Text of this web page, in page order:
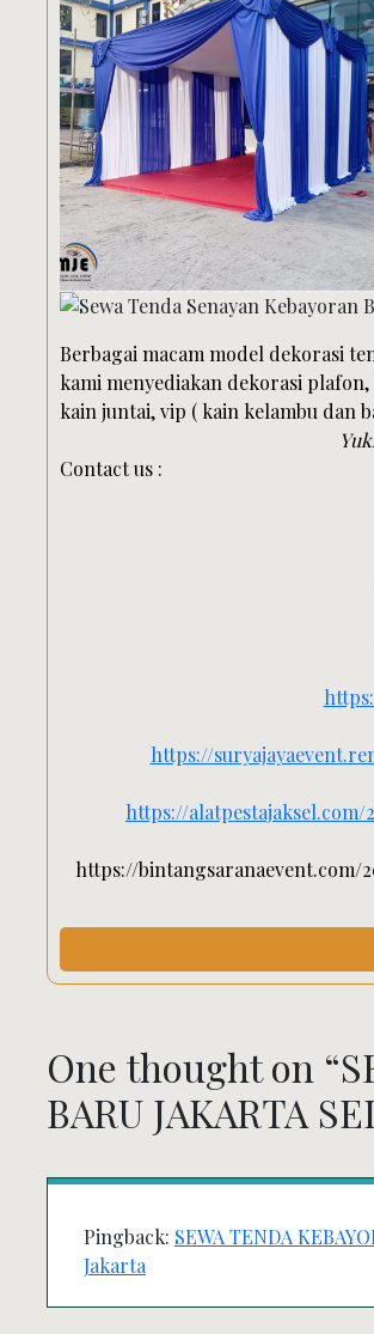
Berbagai macam model dekorasi
kami menyediakan dekorasi
kain juntai, vip ( kain kelambu dan
Contact us :
https://
https://
https://
One thought on “
BARU JAKARTA
Pingback: SEWA TENDA
Jakarta